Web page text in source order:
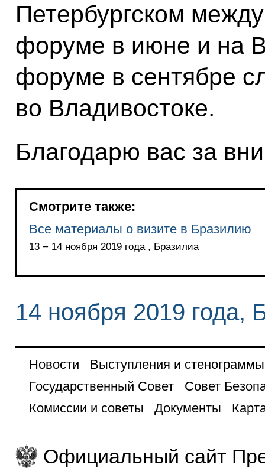
Петербургском
форуме в июне и на
форуме в сентябре
во Владивостоке.
Благодарю вас за
Смотрите также:
Все материалы о визите в Бразилию
13 − 14 ноября 2019 года , Бразилиа
14 ноября 2019 года,
Новости
Выступления и стенограммы
Государственный Совет
Совет
Комиссии и советы
Документы
Официальный сайт